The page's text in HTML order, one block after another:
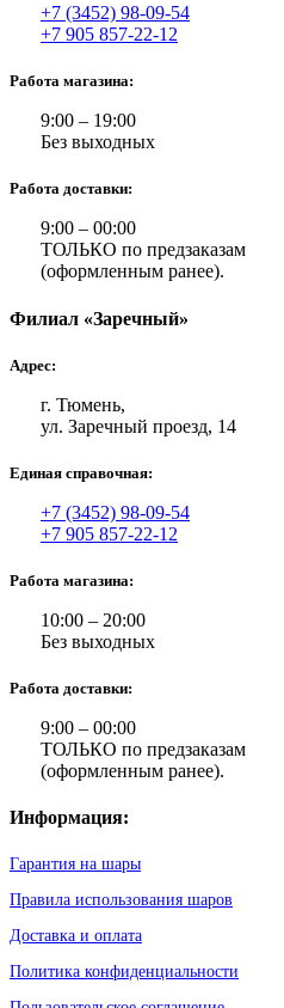
+7 (3452) 98-09-54
+7 905 857-22-12
Работа магазина:
9:00 – 19:00
Без выходных
Работа доставки:
9:00 – 00:00
ТОЛЬКО по предзаказам
(оформленным ранее).
Филиал «Заречный»
Адрес:
г. Тюмень,
ул. Заречный проезд, 14
Единая справочная:
+7 (3452) 98-09-54
+7 905 857-22-12
Работа магазина:
10:00 – 20:00
Без выходных
Работа доставки:
9:00 – 00:00
ТОЛЬКО по предзаказам
(оформленным ранее).
Информация:
Гарантия на шары
Правила использования шаров
Доставка и оплата
Политика конфиденциальности